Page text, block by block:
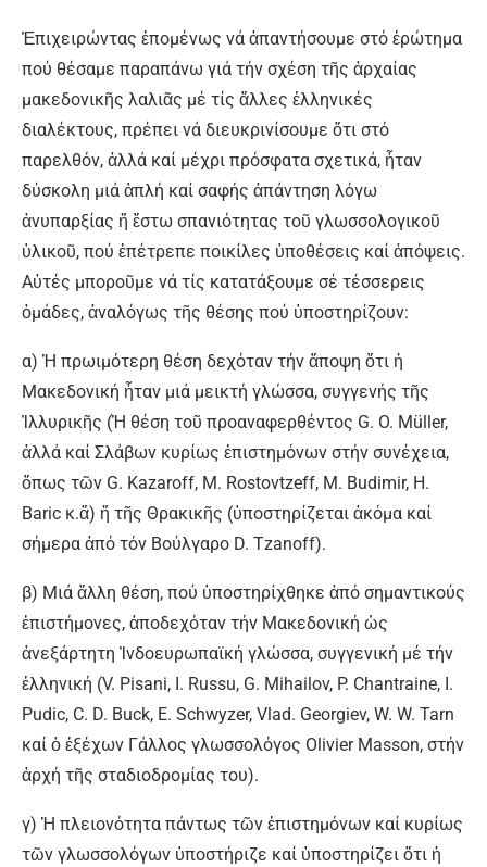
Ἐπιχειρώντας ἑπομένως νά ἀπαντήσουμε στό ἐρώτημα
πού θέσαμε παραπάνω γιά τήν σχέση τῆς ἀρχαίας
μακεδονικῆς λαλιᾶς μέ τίς ἄλλες ἑλληνικές
διαλέκτους, πρέπει νά διευκρινίσουμε ὅτι στό
παρελθόν, ἀλλά καί μέχρι πρόσφατα σχετικά, ἦταν
δύσκολη μιά ἁπλή καί σαφής ἀπάντηση λόγω
ἀνυπαρξίας ἤ ἔστω σπανιότητας τοῦ γλωσσολογικοῦ
ὑλικοῦ, πού ἐπέτρεπε ποικίλες ὑποθέσεις καί ἀπόψεις.
Αὐτές μποροῦμε νά τίς κατατάξουμε σέ τέσσερεις
ὁμάδες, ἀναλόγως τῆς θέσης πού ὑποστηρίζουν:
α) Ἡ πρωιμότερη θέση δεχόταν τήν ἄποψη ὅτι ἡ
Μακεδονική ἦταν μιά μεικτή γλώσσα, συγγενής τῆς
Ἰλλυρικῆς (Ἡ θέση τοῦ προαναφερθέντος G. O. Müller,
ἀλλά καί Σλάβων κυρίως ἐπιστημόνων στήν συνέχεια,
ὅπως τῶν G. Kazaroff, M. Rostovtzeff, M. Budimir, H.
Baric κ.ἄ) ἤ τῆς Θρακικῆς (ὑποστηρίζεται ἀκόμα καί
σήμερα ἀπό τόν Βούλγαρο D. Tzanoff).
β) Μιά ἄλλη θέση, πού ὑποστηρίχθηκε ἀπό σημαντικούς
ἐπιστήμονες, ἀποδεχόταν τήν Μακεδονική ὡς
ἀνεξάρτητη Ἰνδοευρωπαϊκή γλώσσα, συγγενική μέ τήν
ἑλληνική (V. Pisani, I. Russu, G. Mihailov, P. Chantraine, I.
Pudic, C. D. Buck, E. Schwyzer, Vlad. Georgiev, W. W. Tarn
καί ὁ ἐξέχων Γάλλος γλωσσολόγος Olivier Masson, στήν
ἀρχή τῆς σταδιοδρομίας του).
γ) Ἡ πλειονότητα πάντως τῶν ἐπιστημόνων καί κυρίως
τῶν γλωσσολόγων ὑποστήριζε καί ὑποστηρίζει ὅτι ἡ